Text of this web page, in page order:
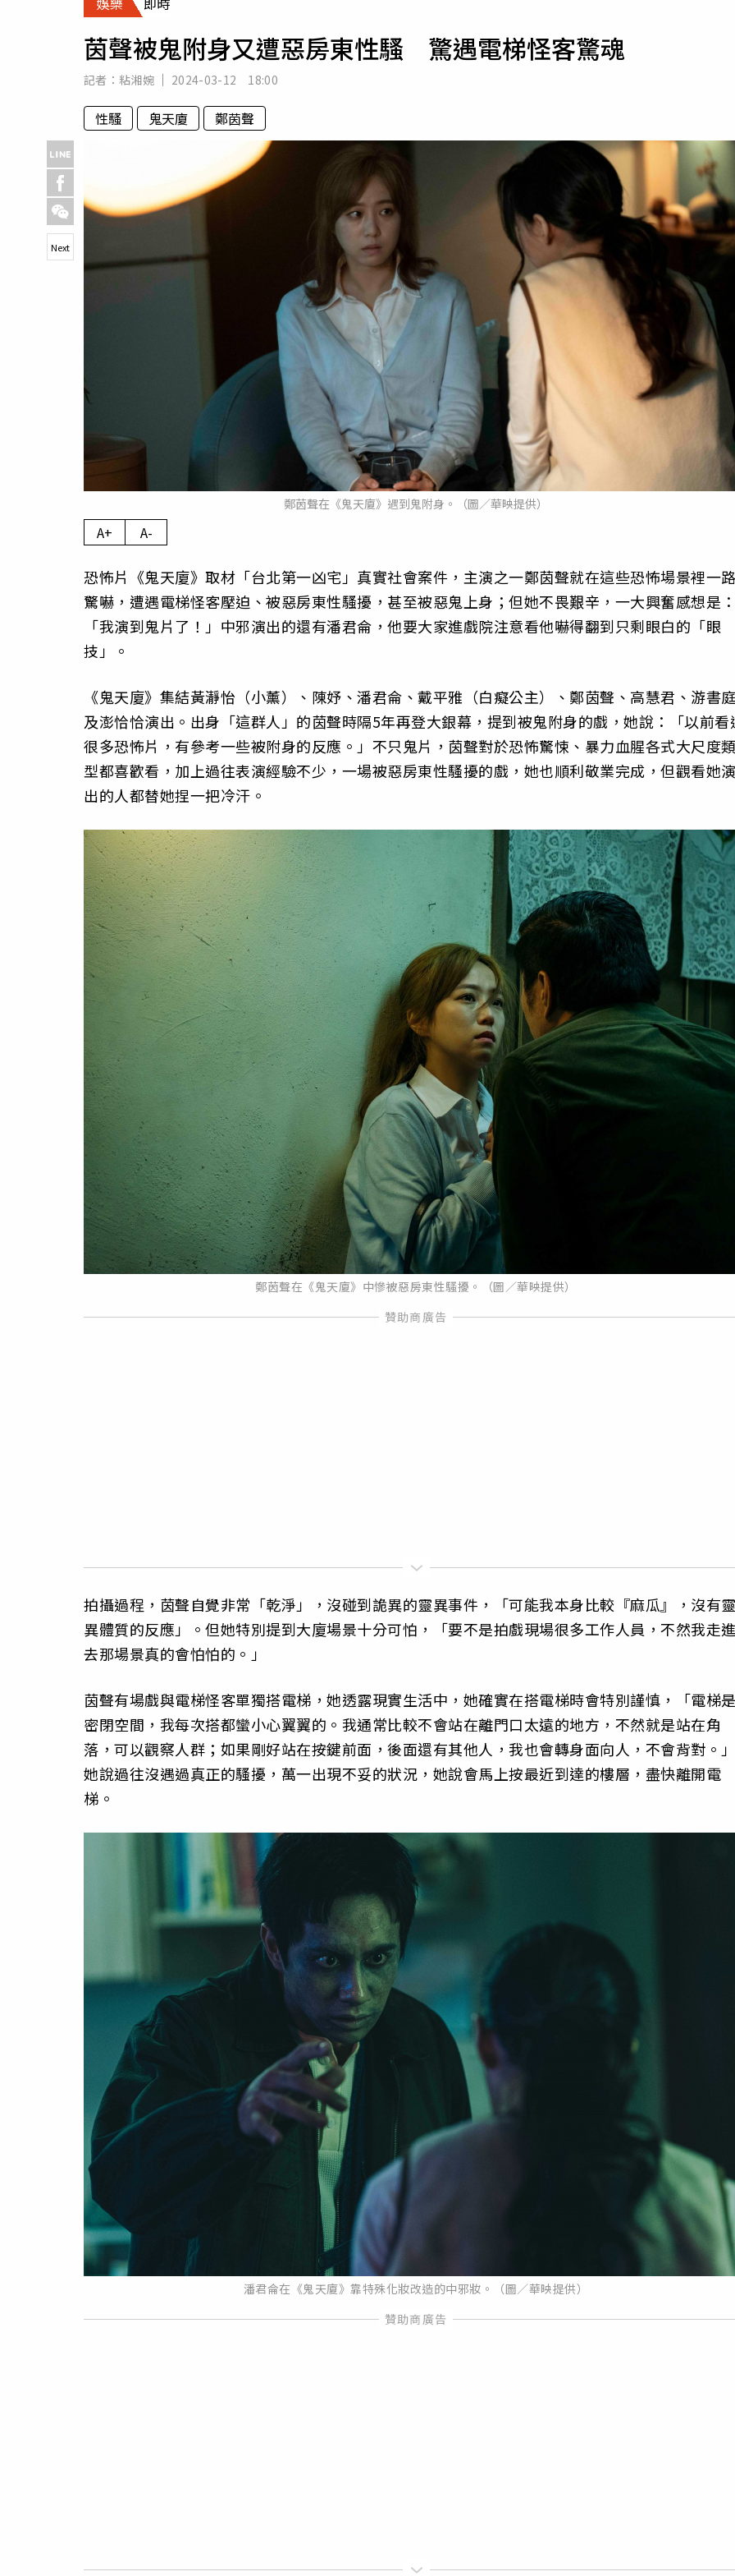
專欄
房產新勢力
運勢
茵聲被鬼附身又遭惡房東性騷 驚遇電梯怪客驚魂
記者： 粘湘婉 2024-03-12 18:00
性騷 鬼天廈 鄭茵聲
鄭茵聲在《鬼天廈》遇到鬼附身。（圖／華映提供）
Next
A+ A-
恐怖片《鬼天廈》取材「台北第一凶宅」真實社會案件，主演之一鄭茵聲就在這些恐怖場景裡一
驚嚇，遭遇電梯怪客壓迫、被惡房東性騷擾，甚至被惡鬼上身；但她不畏艱辛，一大興奮感想是
「我演到鬼片了！」中邪演出的還有潘君侖，他要大家進戲院注意看他嚇得翻到只剩眼白的「眼
技」。
《鬼天廈》集結黃瀞怡（小薰）、陳妤、潘君侖、戴平雅（白癡公主）、鄭茵聲、高慧君、游書
及澎恰恰演出。出身「這群人」的茵聲時隔5年再登大銀幕，提到被鬼附身的戲，她說：「以前看
很多恐怖片，有參考一些被附身的反應。」不只鬼片，茵聲對於恐怖驚悚、暴力血腥各式大尺度
型都喜歡看，加上過往表演經驗不少，一場被惡房東性騷擾的戲，她也順利敬業完成，但觀看她
出的人都替她捏一把冷汗。
鄭茵聲在《鬼天廈》中慘被惡房東性騷擾。（圖／華映提供）
拍攝過程，茵聲自覺非常「乾淨」，沒碰到詭異的靈異事件，「可能我本身比較『麻瓜』，沒有
異體質的反應」。但她特別提到大廈場景十分可怕，「要不是拍戲現場很多工作人員，不然我走
去那場景真的會怕怕的。」
茵聲有場戲與電梯怪客單獨搭電梯，她透露現實生活中，她確實在搭電梯時會特別謹慎，「電梯
密閉空間，我每次搭都蠻小心翼翼的。我通常比較不會站在離門口太遠的地方，不然就是站在角
落，可以觀察人群；如果剛好站在按鍵前面，後面還有其他人，我也會轉身面向人，不會背對。
她說過往沒遇過真正的騷擾，萬一出現不妥的狀況，她說會馬上按最近到達的樓層，盡快離開電
梯。
潘君侖在《鬼天廈》靠特殊化妝改造的中邪妝。（圖／華映提供）